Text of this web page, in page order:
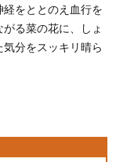
をととのえ血行を
る菜の花に、しょ
分をスッキリ晴ら